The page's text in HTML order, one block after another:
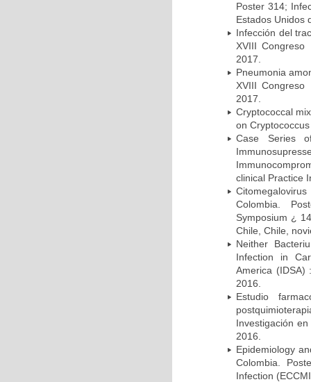
Poster 314;
Estados Unidos
Infección del
XVIII
2017.
Pneumonia
XVIII
2017.
Cryptococcal
on
Case Series
clinical Practice
Colombia.
Symposium ¿
Chile, Chile,
Neither
Infection in
America (IDSA)
2016.
Estudio
Investigación
2016.
Epidemiology
Colombia.
Infection